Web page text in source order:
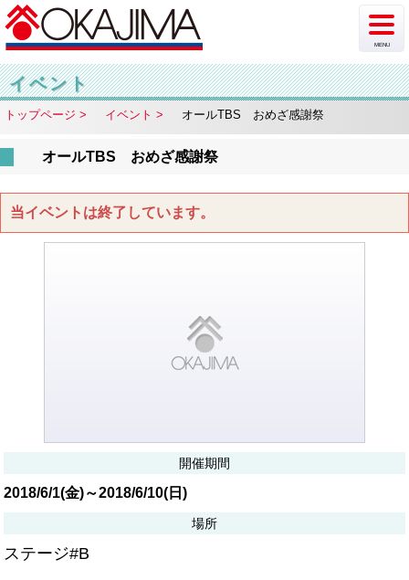
MENU
新着情報
イベント
チラシ・カタログ
ショップ案内
フロア案内
イベント
トップページ イベント オールTBS おめざ感謝祭
オールTBS おめざ感謝祭
当イベントは終了しています。
開催期間
2018/6/1(金)～2018/6/10(日)
場所
ステージ#B